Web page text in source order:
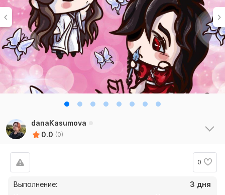
danaKasumova
0.0 (0)
0
Выполнение:
3 дня